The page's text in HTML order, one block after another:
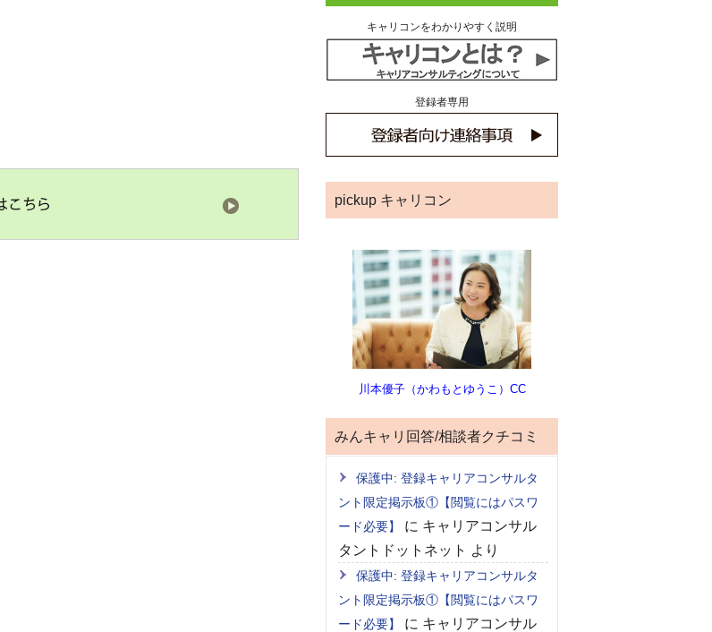
キャリコンをわかりやすく説明
登録者専用
pickup キャリコン
川本優子（かわもとゆうこ）CC
みんキャリ回答/相談者クチコミ
保護中: 登録キャリアコンサルタ
ント限定掲示板①【閲覧にはパスワ
ード必要】
に キャリアコンサル
タントドットネット より
保護中: 登録キャリアコンサルタ
ント限定掲示板①【閲覧にはパスワ
ード必要】
に キャリアコンサル